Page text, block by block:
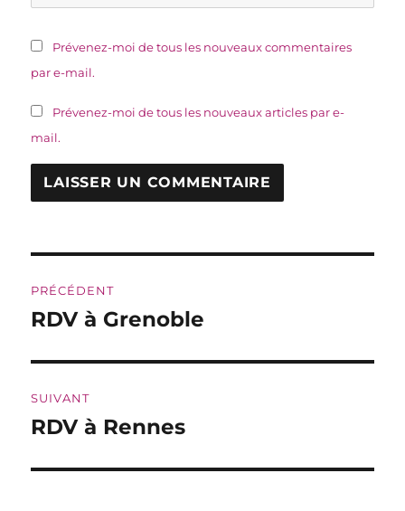
Prévenez-moi de tous les nouveaux commentaires
par e-mail.
Prévenez-moi de tous les nouveaux articles par e-
mail.
de
PRÉCÉDENT
Publication
RDV à Grenoble
SUIVANT
Publication
RDV à Rennes